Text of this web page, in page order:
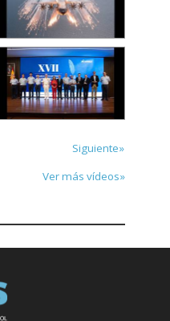
Siguiente»
Ver más vídeos»